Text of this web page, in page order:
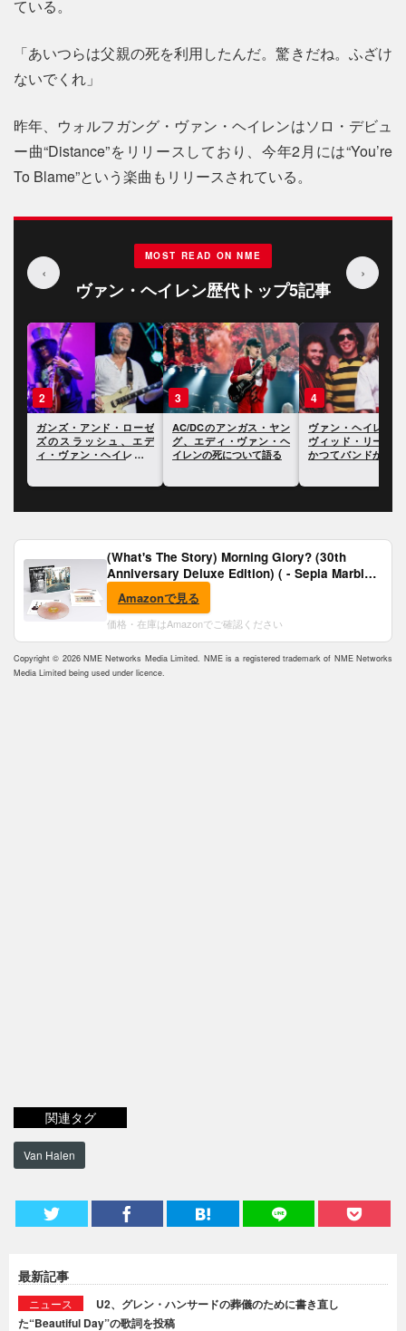
ている。
「あいつらは父親の死を利用したんだ。驚きだね。ふざけ
ないでくれ」
昨年、ウォルフガング・ヴァン・ヘイレンはソロ・デビュ
ー曲“Distance”をリリースしており、今年2月には“You’re
To Blame”という楽曲もリリースされている。
‹
MOST READ ON NME
ヴァン・ヘイレン歴代トップ5記事
›
3
AC/DCのアンガス・ヤン
グ、エディ・ヴァン・ヘ
イレンの死について語る
4
ヴァン・ヘイレンのデイ
ヴィッド・リー・ロス、
かつてバンドが憎み合っ
5
ヴァン・ヘイレン
タヴューにサミー
ガーが「嘘つき」と
(What's The Story) Morning Glory? (30th
Anniversary Deluxe Edition) ( - Sepia Marble
Vinyl) [Analog]
Amazonで見る
価格・在庫はAmazonでご確認ください
Copyright © 2026 NME Networks Media Limited. NME is a registered trademark of NME Networks
Media Limited being used under licence.
関連タグ
Van Halen
最新記事
ニュース
U2、グレン・ハンサードの葬儀のために書き直し
た“Beautiful Day”の歌詞を投稿